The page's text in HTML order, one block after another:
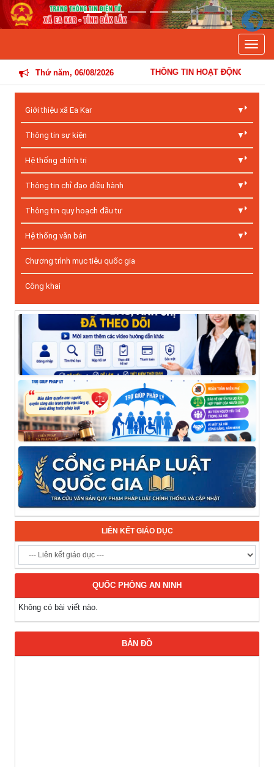
Thứ năm, 06/08/2026THÔNG TIN HOẠT ĐỘNG ĐIỀU HÀNH
Giới thiệu xã Ea Kar
Thông tin sự kiện
Hệ thống chính trị
Thông tin chỉ đạo điều hành
Thông tin quy hoạch đầu tư
Hệ thống văn bản
Chương trình mục tiêu quốc gia
Công khai
LIÊN KẾT GIÁO DỤC
QUỐC PHÒNG AN NINH
Không có bài viết nào.
BẢN ĐỒ